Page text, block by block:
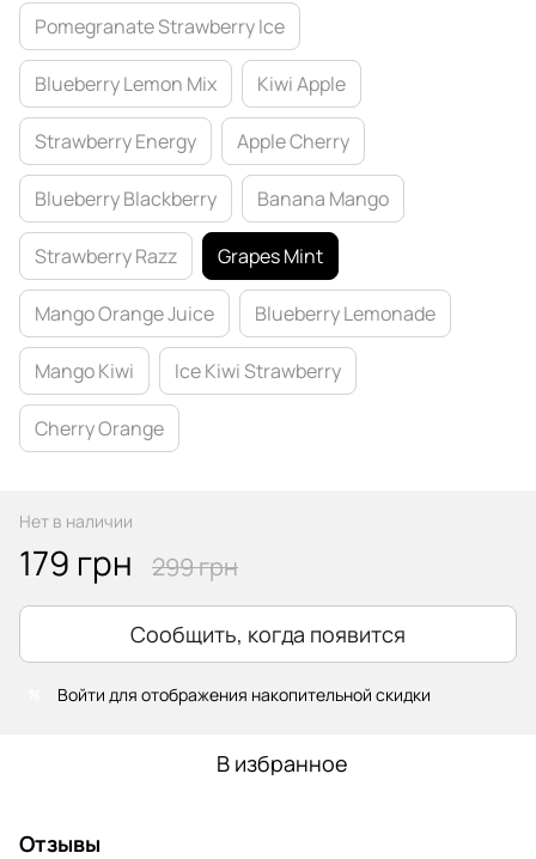
Pomegranate Strawberry Ice
Blueberry Lemon Mix Kiwi Apple
Strawberry Energy Apple Cherry
Blueberry Blackberry Banana Mango
Strawberry Razz Grapes Mint
Mango Orange Juice Blueberry Lemonade
Mango Kiwi Ice Kiwi Strawberry
Cherry Orange
Нет в наличии
179 грн 299 грн
Сообщить, когда появится
Войти для отображения накопительной скидки
В избранное
Отзывы